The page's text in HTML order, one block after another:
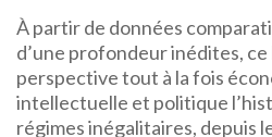
À partir de données
d’une profondeur inédites,
perspective tout à la fois
intellectuelle et politique
régimes inégalitaires, depuis